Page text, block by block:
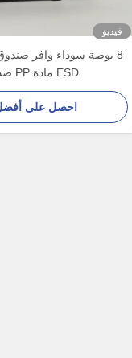
فيديو
ESD مادة PP صديقة للبيئة
احصل على